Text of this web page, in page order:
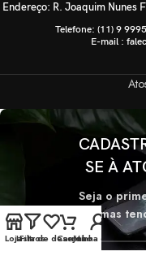
Endereço: R. Joaquim Nunes
Telefone: (11) 9
E-mail :
SE À
Seja o
últimas
LojaFiltros
Lista de desejos
CarrinhoMinha conta